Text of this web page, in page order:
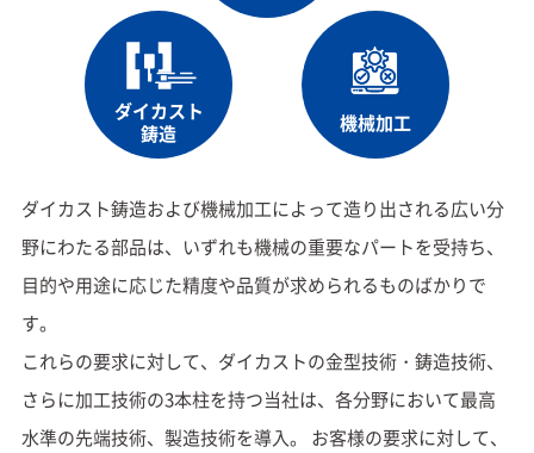
ダイカスト
鋳造
機械加工
ダイカスト鋳造および機械加工によって造り出される広い分
野にわたる部品は、いずれも機械の重要なパートを受持ち、
目的や用途に応じた精度や品質が求められるものばかりで
す。
これらの要求に対して、ダイカストの金型技術・鋳造技術、
さらに加工技術の3本柱を持つ当社は、各分野において最高
水準の先端技術、製造技術を導入。 お客様の要求に対して、